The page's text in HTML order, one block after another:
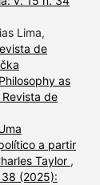
Lima,
de
Philosophy as
de
a partir
Taylor ,
38 (2025):